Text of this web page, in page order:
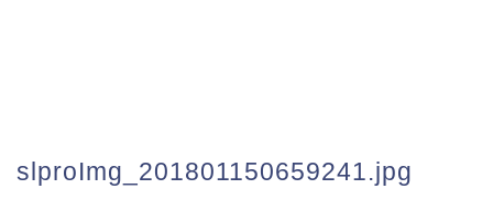
slproImg_201801150659241.jpg